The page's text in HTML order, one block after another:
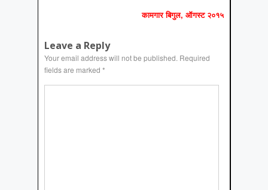
कामगार बिगुल, ऑगस्‍ट २०१५
Leave a Reply
Your email address will not be published. Required
fields are marked *